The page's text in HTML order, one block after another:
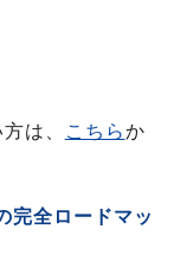
は、 こちらか
完全ロードマッ